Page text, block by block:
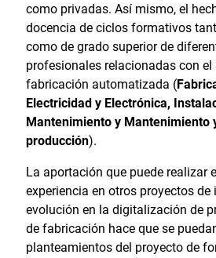
como privadas. Así mismo, el
docencia de ciclos formativos
como de grado superior de
profesionales relacionadas con el
fabricación automatizada (
Electricidad y Electrónica,
Mantenimiento y Mantenimiento
producción).
La aportación que puede realizar
experiencia en otros proyectos de
evolución en la digitalización de
de fabricación hace que se
planteamientos del proyecto de